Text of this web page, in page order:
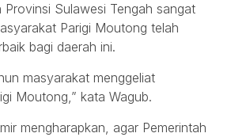
Provinsi Sulawesi Tengah sangat
Parigi Moutong telah
bagi daerah ini.
masyarakat menggeliat
Moutong,” kata Wagub.
mengharapkan, agar Pemerintah